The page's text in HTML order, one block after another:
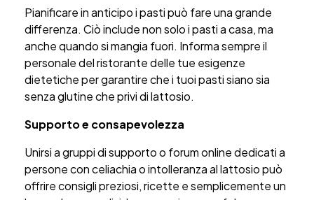
Pianificare in anticipo i pasti può fare una grande
differenza. Ciò include non solo i pasti a casa, ma
anche quando si mangia fuori. Informa sempre il
personale del ristorante delle tue esigenze
dietetiche per garantire che i tuoi pasti siano sia
senza glutine che privi di lattosio.
Supporto e consapevolezza
Unirsi a gruppi di supporto o forum online dedicati a
persone con celiachia o intolleranza al lattosio può
offrire consigli preziosi, ricette e semplicemente un